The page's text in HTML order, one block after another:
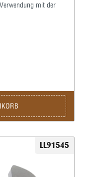
mit der
LL91545